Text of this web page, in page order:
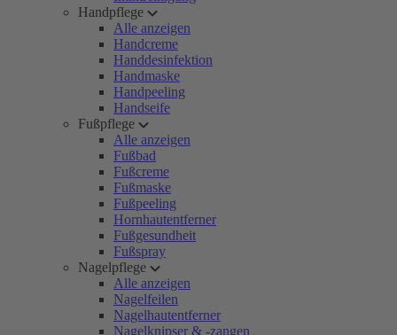
Handpflege
Alle anzeigen
Handcreme
Handdesinfektion
Handmaske
Handpeeling
Handseife
Fußpflege
Alle anzeigen
Fußbad
Fußcreme
Fußmaske
Fußpeeling
Hornhautentferner
Fußgesundheit
Fußspray
Nagelpflege
Alle anzeigen
Nagelfeilen
Nagelhautentferner
Nagelknipser & -zangen